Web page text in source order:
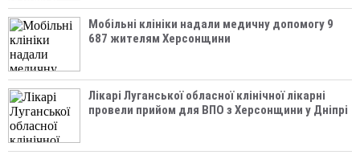
Мобільні клініки надали медичну допомогу 9
687 жителям Херсонщини
Лікарі Луганської обласної клінічної лікарні
провели прийом для ВПО з Херсонщини у Дніпрі